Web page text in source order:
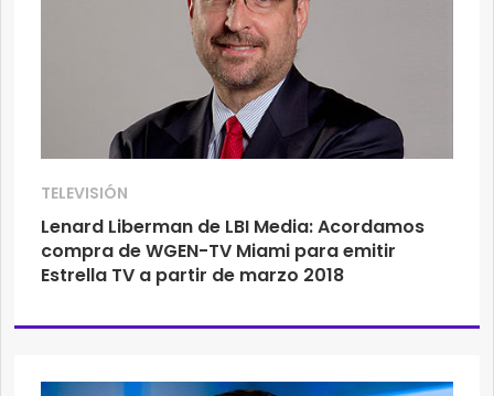
TELEVISIÓN
Lenard Liberman de LBI Media: Acordamos
compra de WGEN-TV Miami para emitir
Estrella TV a partir de marzo 2018